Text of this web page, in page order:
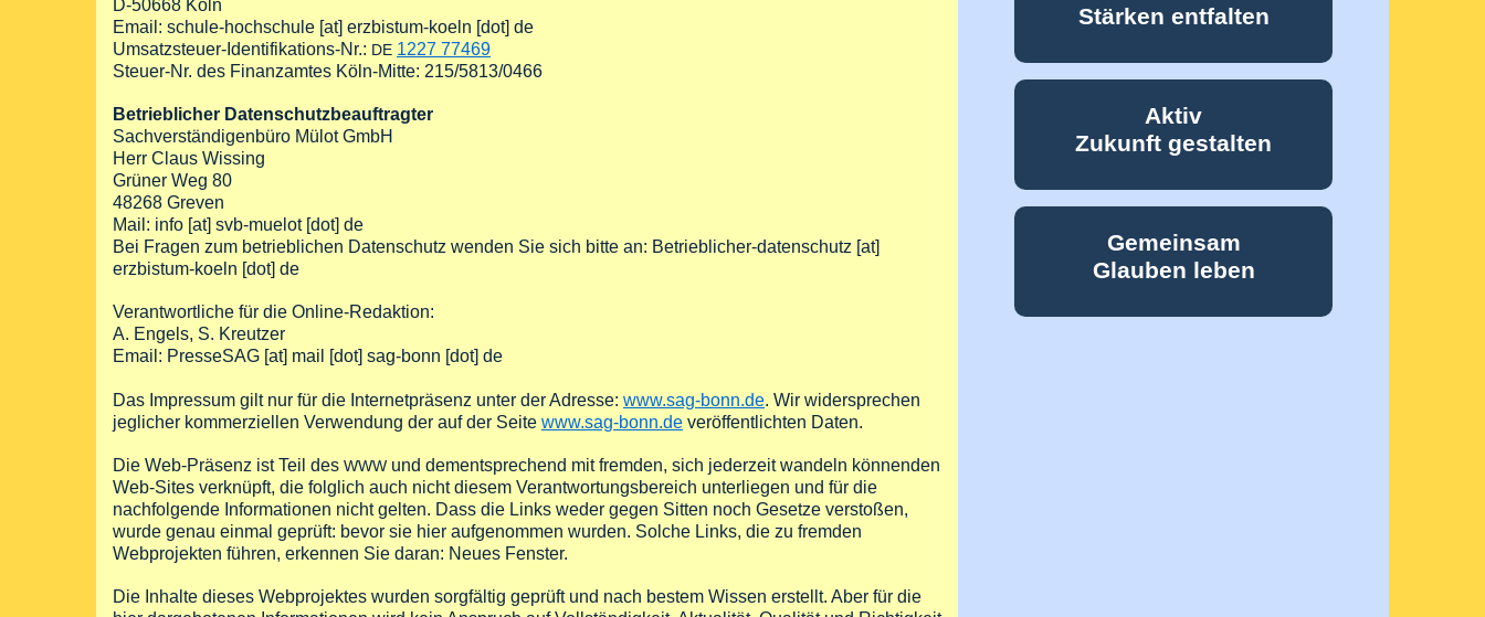
D-50668 Köln
Email: schule-hochschule [at] erzbistum-koeln [dot] de
Umsatzsteuer-Identifikations-Nr.: DE 1227 77469
Steuer-Nr. des Finanzamtes Köln-Mitte: 215/5813/0466
Betrieblicher Datenschutzbeauftragter
Sachverständigenbüro Mülot GmbH
Herr Claus Wissing
Grüner Weg 80
48268 Greven
Mail: info [at] svb-muelot[dot] de
Bei Fragen zum betrieblichen Datenschutz wenden Sie sich bitte an: Betrieblicher-datenschutz [at]
erzbistum-koeln [dot] de
Verantwortliche für die Online-Redaktion:
A. Engels, S. Kreutzer
Email: PresseSAG [at] mail [dot] sag-bonn [dot] de
Das Impressum gilt nur für die Internetpräsenz unter der Adresse: www.sag-bonn.de. Wir widersprechen
jeglicher kommerziellen Verwendung der auf der Seite www.sag-bonn.de veröffentlichten Daten.
Die Web-Präsenz ist Teil des WWW und dementsprechend mit fremden, sich jederzeit wandeln könnenden
Web-Sites verknüpft, die folglich auch nicht diesem Verantwortungsbereich unterliegen und für die
nachfolgende Informationen nicht gelten. Dass die Links weder gegen Sitten noch Gesetze verstoßen,
wurde genau einmal geprüft: bevor sie hier aufgenommen wurden. Solche Links, die zu fremden
Webprojekten führen, erkennen Sie daran: Neues Fenster.
Die Inhalte dieses Webprojektes wurden sorgfältig geprüft und nach bestem Wissen erstellt. Aber für die
Stärken entfalten
Aktiv
Zukunft gestalten
Gemeinsam
Glauben leben